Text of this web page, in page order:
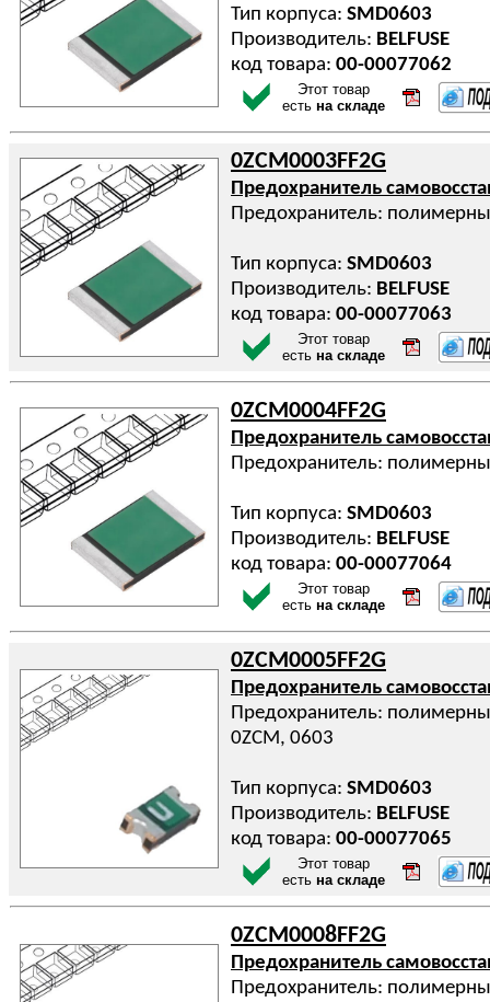
Тип корпуса: SMD0603
Производитель: BELFUSE
код товара: 00-00077062
Этот товар
есть на складе
0ZCM0003FF2G
Предохранитель
Предохранитель:
Тип корпуса: SMD0603
Производитель: BELFUSE
код товара: 00-00077063
Этот товар
есть на складе
0ZCM0004FF2G
Предохранитель
Предохранитель:
Тип корпуса: SMD0603
Производитель: BELFUSE
код товара: 00-00077064
Этот товар
есть на складе
0ZCM0005FF2G
Предохранитель
Предохранитель:
0ZCM, 0603
Тип корпуса: SMD0603
Производитель: BELFUSE
код товара: 00-00077065
Этот товар
есть на складе
0ZCM0008FF2G
Предохранитель
Предохранитель: